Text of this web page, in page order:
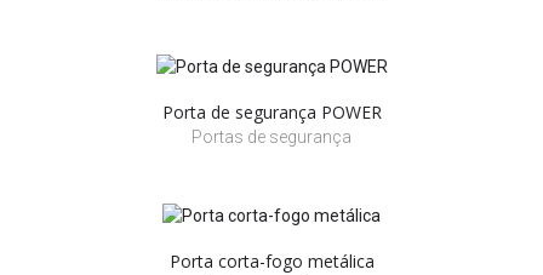
Porta de segurança POWER
Portas de segurança
Porta corta-fogo metálica